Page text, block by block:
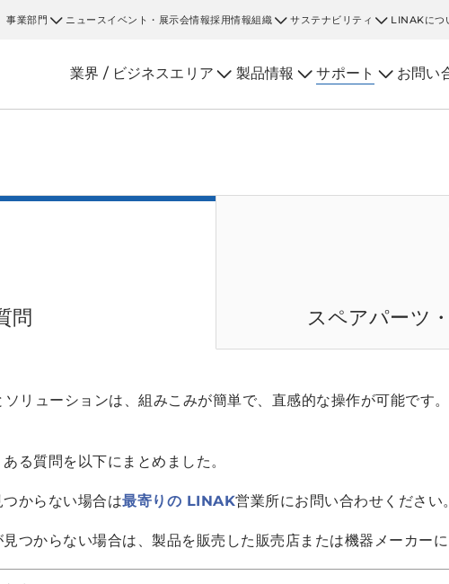
事業部門 ニュース イベント・展示会情報採用情報組織 サステナビリティ LINAKにつ
業界 / ビジネスエリア 製品情報 サポート お問い
問 スペアパーツ
リューションは、組みこみが簡単で、直感的な操作が可能です
る質問を以下にまとめました。
からない場合は最寄りの LINAK営業所にお問い合わせください。
つからない場合は、製品を販売した販売店または機器メーカーに